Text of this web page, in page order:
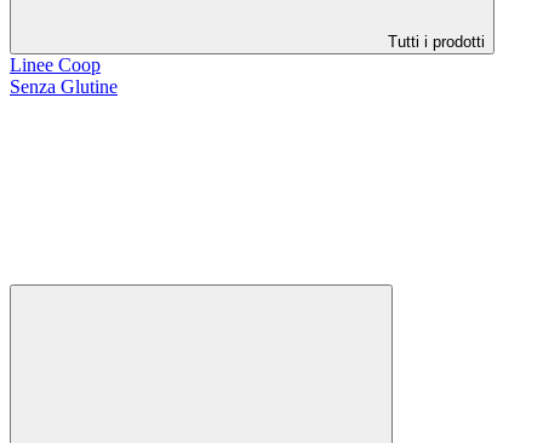
Tutti i prodotti
Linee Coop
Senza Glutine